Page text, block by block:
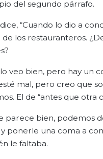
del segundo párrafo.
“Cuando lo dio a
los restauranteros.
veo bien, pero hay un
mal, pero creo que
El de “antes que otra
parece bien, podemos
y ponerle una coma a
le faltaba.